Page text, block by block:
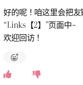
好的呢！咱这里会把
“Links【2】”页面中~
欢迎回访！